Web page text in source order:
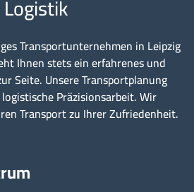
Logistik
Transportunternehmen in Leipzig
Ihnen stets ein erfahrenes und
Seite. Unsere Transportplanung
Präzisionsarbeit. Wir
Transport zu Ihrer Zufriedenheit.